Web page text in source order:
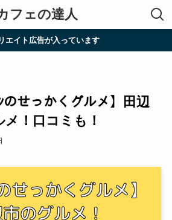
フェの達人
エイト広告が入っています
ﾝのせっかくグルメ】田辺
！口コミも！